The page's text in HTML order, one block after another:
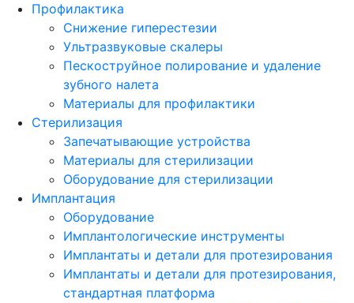
Профилактика
Снижение гиперестезии
Ультразвуковые скалеры
Пескоструйное полирование и удаление
зубного налета
Материалы для профилактики
Стерилизация
Запечатывающие устройства
Материалы для стерилизации
Оборудование для стерилизации
Имплантация
Оборудование
Имплантологические инструменты
Имплантаты и детали для протезирования
Имплантаты и детали для протезирования,
стандартная платформа